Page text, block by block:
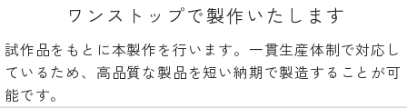
ワンストップで製作いたします
試作品をもとに本製作を行います。一貫生産体制で対応し
ているため、高品質な製品を短い納期で製造することが可
能です。